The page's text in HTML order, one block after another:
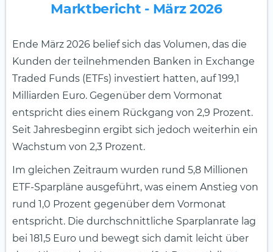
Marktbericht - März 2026
Ende März 2026 belief sich das Volumen, das die
Kunden der teilnehmenden Banken in Exchange
Traded Funds (ETFs) investiert hatten, auf 199,1
Milliarden Euro. Gegenüber dem Vormonat
entspricht dies einem Rückgang von 2,9 Prozent.
Seit Jahresbeginn ergibt sich jedoch weiterhin ein
Wachstum von 2,3 Prozent.
Im gleichen Zeitraum wurden rund 5,8 Millionen
ETF-Sparpläne ausgeführt, was einem Anstieg von
rund 1,0 Prozent gegenüber dem Vormonat
entspricht. Die durchschnittliche Sparplanrate lag
bei 181,5 Euro und bewegt sich damit leicht über